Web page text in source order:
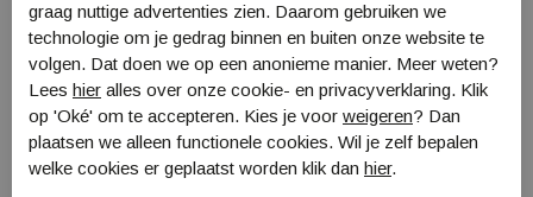
graag nuttige advertenties zien. Daarom gebruiken we
technologie om je gedrag binnen en buiten onze website te
volgen. Dat doen we op een anonieme manier. Meer weten?
Lees hier alles over onze cookie- en privacyverklaring. Klik
op 'Oké' om te accepteren. Kies je voor weigeren? Dan
plaatsen we alleen functionele cookies. Wil je zelf bepalen
welke cookies er geplaatst worden klik dan hier.